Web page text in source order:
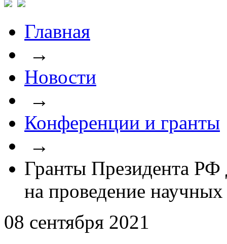
Главная
→
Новости
→
Конференции и гранты
→
Гранты Президента
на проведение
08 сентября 2021